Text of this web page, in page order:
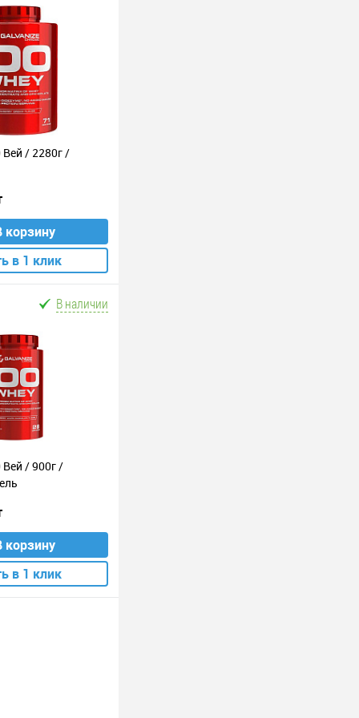
Вей / 2280г /
корзину
в 1 клик
В наличии
Вей / 900г /
корзину
в 1 клик